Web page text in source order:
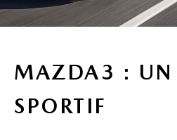
MAZDA3 : UN
SPORTIF